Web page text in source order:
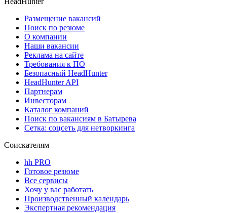
Размещение вакансий
Поиск по резюме
О компании
Наши вакансии
Реклама на сайте
Требования к ПО
Безопасный HeadHunter
HeadHunter API
Партнерам
Инвесторам
Каталог компаний
Поиск по вакансиям в Батырева
Сетка: соцсеть для нетворкинга
Соискателям
hh PRO
Готовое резюме
Все сервисы
Хочу у вас работать
Производственный календарь
Экспертная рекомендация